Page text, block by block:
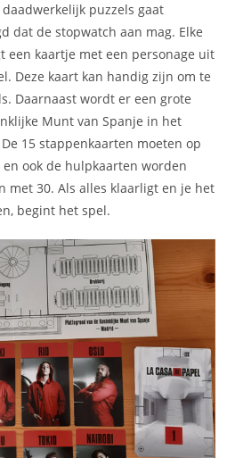
puzzels gaat
dat de stopwatch aan mag. Elke
een kaartje met een personage uit
Deze kaart kan handig zijn om te
Daarnaast wordt er een grote
Munt van Spanje in het
15 stappenkaarten moeten op
ook de hulpkaarten worden
met 30. Als alles klaarligt en je het
begint het spel.